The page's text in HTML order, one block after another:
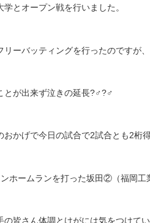
とオープン戦を行いました。
リーバッティングを行ったのですが
とが出来ず泣きの延長?‍♂️?‍♂️
おかげで今日の試合で2試合とも2桁
ホームランを打った坂田②（福岡工
の皆さん体調とけがには気をつけて